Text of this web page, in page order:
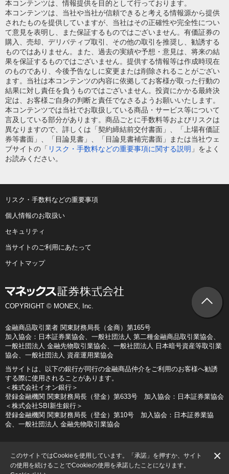
本コンテンツは、情報提供を目的として行っております。
本コンテンツは、当社や当社が信頼できると考える情報源から提供
されたものを提供していますが、当社はその正確性や完全性につい
て意見を表明し、また保証するものではございません。有価証券の
購入、売却、デリバティブ取引、その他の取引を推奨し、勧誘する
ものではありません。また、過去の実績や予想・意見は、将来の結
果を保証するものではございません。提供する情報等は作成時現在
のものであり、今後予告なしに変更または削除されることがござい
ます。当社は本コンテンツの内容に依拠してお客様が取った行動の
結果に対し責任を負うものではございません。投資にかかる最終決
定は、お客様ご自身の判断と責任でなさるようお願いいたします。
本コンテンツでは当社でお取扱している商品・サービス等について
言及している部分があります。商品ごとに手数料等およびリスクは
異なりますので、詳しくは「契約締結前交付書面」、「上場有価証
券等書面」、「目論見書」、「目論見書補完書面」または当社ウェ
ブサイトの「 リスク・手数料などの重要事項に関する説明 」をよく
お読みください。
リスク・手数料などの重要事項
個人情報のお取扱い
セキュリティ
当サイトのご利用にあたって
サイトマップ
COPYRIGHT © MONEX, Inc.
金融商品取引業者 関東財務局長（金商）第165号
加入協会：日本証券業協会、一般社団法人 第二種金融商品取引業協会、
一般社団法人 金融先物取引業協会、一般社団法人 日本暗号資産等取引業
協会、一般社団法人 資産運用業協会
当サイトは、以下の銀行が同行の金融商品仲介をご利用のお客様へ勧誘
する際に使用されることがあります。
＜株式会社イオン銀行＞
登録金融機関 関東財務局長（登金）第633号 加入協会：日本証券業協会
＜株式会社SBI新生銀行＞
登録金融機関 関東財務局長（登金）第10号 加入協会：日本証券業協
会、一般社団法人 金融先物取引業協会
このサイトではCookieを使用しています。「承諾」を押すか、サイト
の使用を続けることでCookieの使用を承諾したことになります。
×